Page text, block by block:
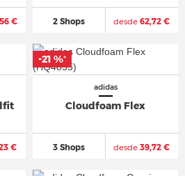
€ 2 Shops desde 62,72 €
€
adidas
Cloudfoam Flex
3 Shops desde 39,72 €
-21 %*